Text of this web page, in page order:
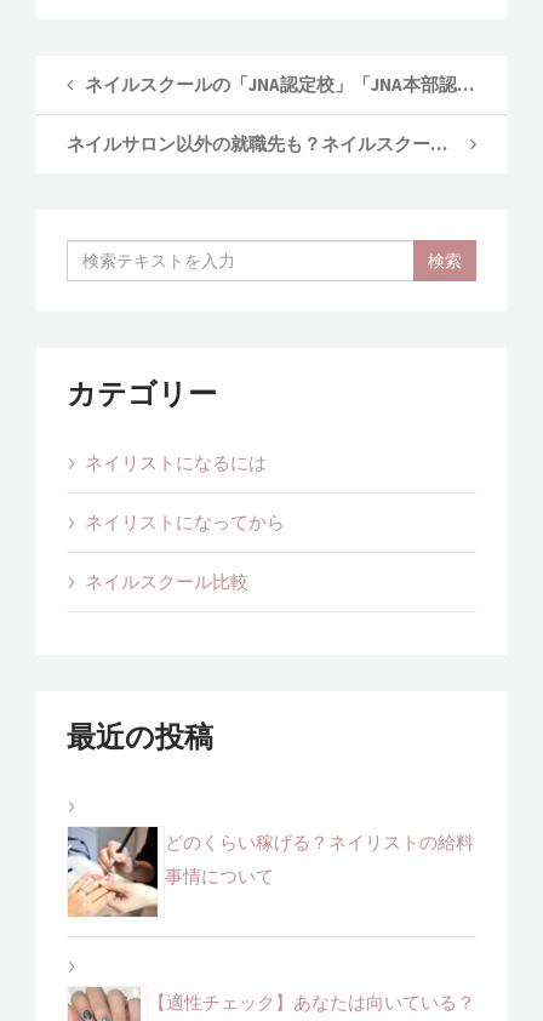
ネイルスクールの「JNA認定校」「JNA本部認定校」って何？
ネイルサロン以外の就職先も？ネイルスクール卒業後の進路
カテゴリー
ネイリストになるには
ネイリストになってから
ネイルスクール比較
最近の投稿
どのくらい稼げる？ネイリストの給料
事情について
【適性チェック】あなたは向いている？